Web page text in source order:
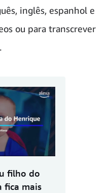
inglês, espanhol e
ou para transcrever
filho do
fica mais